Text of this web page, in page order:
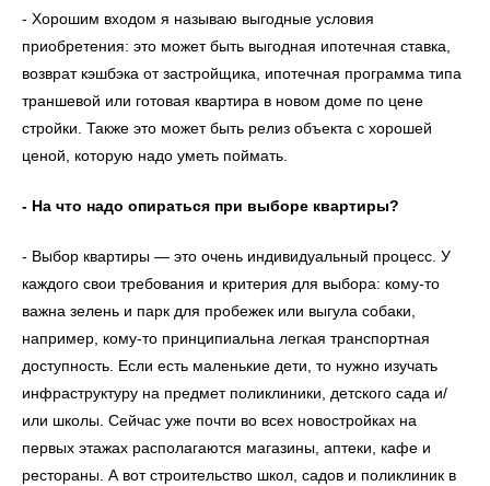
- Хорошим входом я называю выгодные условия
приобретения: это может быть выгодная ипотечная ставка,
возврат кэшбэка от застройщика, ипотечная программа типа
траншевой или готовая квартира в новом доме по цене
стройки. Также это может быть релиз объекта с хорошей
ценой, которую надо уметь поймать.
- На что надо опираться при выборе квартиры?
- Выбор квартиры — это очень индивидуальный процесс. У
каждого свои требования и критерия для выбора: кому-то
важна зелень и парк для пробежек или выгула собаки,
например, кому-то принципиальна легкая транспортная
доступность. Если есть маленькие дети, то нужно изучать
инфраструктуру на предмет поликлиники, детского сада и/
или школы. Сейчас уже почти во всех новостройках на
первых этажах располагаются магазины, аптеки, кафе и
рестораны. А вот строительство школ, садов и поликлиник в